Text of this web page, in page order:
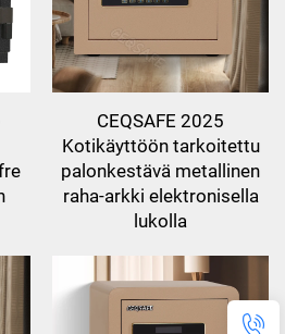
CEQSAFE 2025
Kotikäyttöön tarkoitettu
palonkestävä metallinen
raha-arkki elektronisella
lukolla